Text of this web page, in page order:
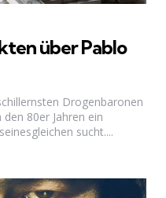
über Pablo
Drogenbaronen
80er Jahren ein
sucht....